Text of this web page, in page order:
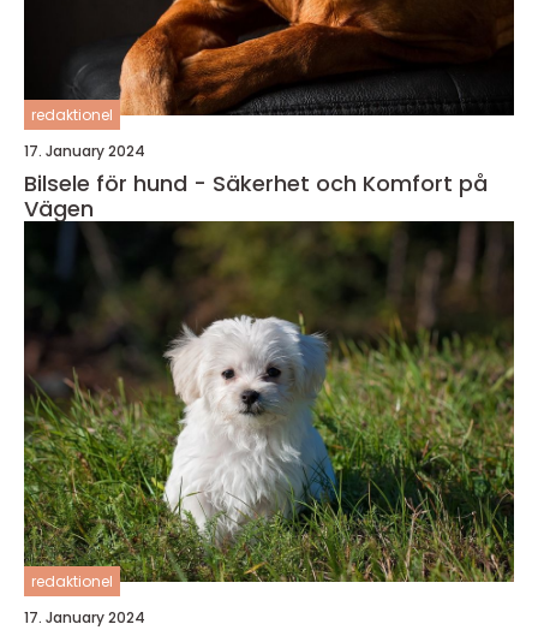
redaktionel
17. January 2024
Bilsele för hund - Säkerhet och Komfort på
Vägen
redaktionel
17. January 2024